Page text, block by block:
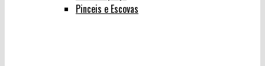
Pinceis e Escovas